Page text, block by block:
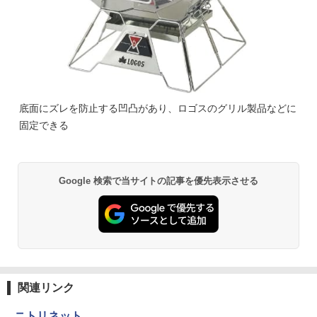
底面にズレを防止する凹凸があり、ロゴスのグリル製品などに
固定できる
Google 検索で当サイトの記事を優先表示させる
関連リンク